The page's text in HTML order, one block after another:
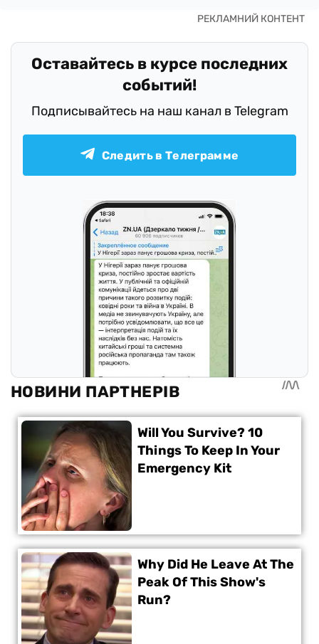
Оставайтесь в курсе последних
событий!
Подписывайтесь на наш канал в Telegram
Следить в Телеграмме